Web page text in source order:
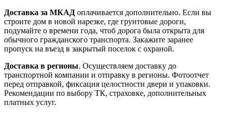
Доставка за МКАД оплачивается дополнительно. Если вы
строите дом в новой нарезке, где грунтовые дороги,
подумайте о времени года, чтоб дорога была открыта для
обычного гражданского транспорта. Закажите заранее
пропуск на въезд в закрытый поселок с охраной.
Доставка в регионы. Осуществляем доставку до
транспортной компании и отправку в регионы. Фотоотчет
перед отправкой, фиксация целостности двери и упаковки.
Рекомендации по выбору ТК, страховке, дополнительных
платных услуг.